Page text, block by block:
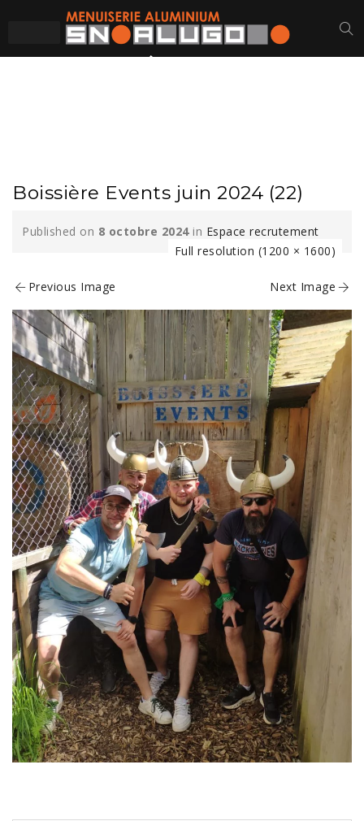
Boissière Events juin 2024 (22)
Published on 8 octobre 2024in Espace recrutement
Full resolution (1200 × 1600)
Previous Image Next Image